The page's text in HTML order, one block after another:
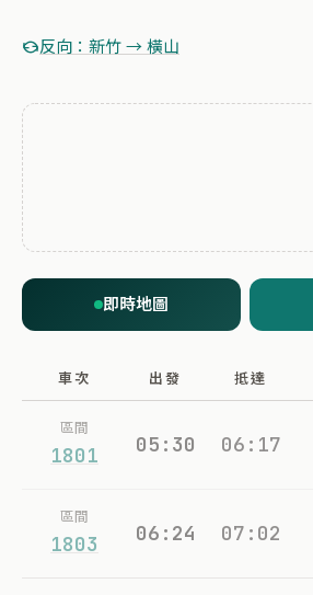
反向：新竹 → 橫山
即時地圖
車次 出發 抵達
區間
1801 05:30 06:17
區間
1803 06:24 07:02